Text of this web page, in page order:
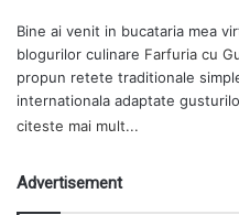
Bine ai venit in bucataria mea
blogurilor culinare Farfuria cu
propun retete traditionale
internationala adaptate
citeste mai mult...
Advertisement